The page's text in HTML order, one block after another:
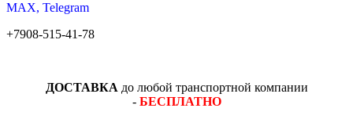
MAX, Telegram
+7908-515-41-78
ДОСТАВКА до любой транспортной компании
- БЕСПЛАТНО